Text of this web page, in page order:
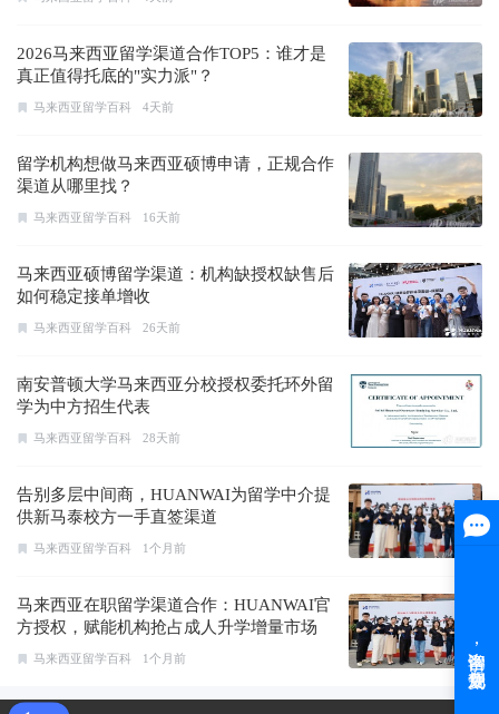
2026马来西亚留学渠道合作TOP5：谁才是
真正值得托底的"实力派"？
马来西亚留学百科 4天前
留学机构想做马来西亚硕博申请，正规合作
渠道从哪里找？
马来西亚留学百科 16天前
马来西亚硕博留学渠道：机构缺授权缺售后
如何稳定接单增收
马来西亚留学百科 26天前
南安普顿大学马来西亚分校授权委托环外留
学为中方招生代表
马来西亚留学百科 28天前
告别多层中间商，HUANWAI为留学中介提
供新马泰校方一手直签渠道
马来西亚留学百科 1个月前
马来西亚在职留学渠道合作：HUANWAI官
方授权，赋能机构抢占成人升学增量市场
马来西亚留学百科 1个月前